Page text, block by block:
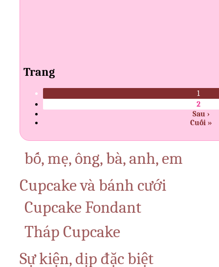
Trang
1
2
Sau ›
Cuối »
bố, mẹ, ông, bà, anh, em
Cupcake và bánh cưới
Cupcake Fondant
Tháp Cupcake
Sự kiện, dịp đặc biệt